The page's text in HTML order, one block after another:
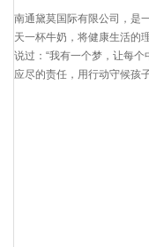
南通黛莫国际有限公司，是
天一杯牛奶，将健康生活的
说过：“我有一个梦，让每
应尽的责任，用行动守候孩